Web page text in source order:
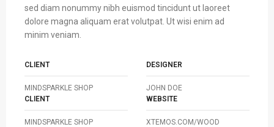
sed diam nonummy nibh euismod tincidunt ut laoreet
dolore magna aliquam erat volutpat. Ut wisi enim ad
minim veniam.
CLIENT
MINDSPARKLE SHOP
DESIGNER
JOHN DOE
CLIENT
MINDSPARKLE SHOP
WEBSITE
XTEMOS.COM/WOOD